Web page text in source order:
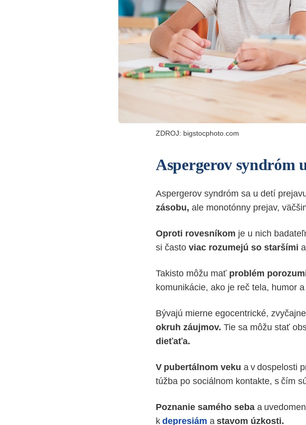
ZDROJ: bigstocphoto.com
Aspergerov syndróm
Aspergerov syndróm sa u detí
zásobu, ale monotónny prejav,
Oproti rovesníkom je u nich
si často viac rozumejú so staršími
Takisto môžu mať problém
komunikácie, ako je reč tela, humor
Bývajú mierne egocentrické,
okruh záujmov. Tie sa môžu stať
dieťaťa.
V pubertálnom veku a v dospelosti
túžba po sociálnom kontakte, s čím
Poznanie samého seba a
k depresiám a stavom úzkosti.